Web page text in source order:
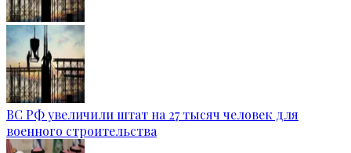
ВС РФ увеличили штат на 27 тысяч человек для
военного строительства